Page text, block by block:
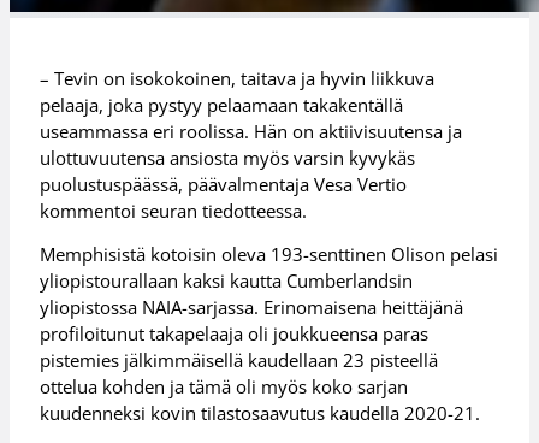
– Tevin on isokokoinen, taitava ja hyvin liikkuva
pelaaja, joka pystyy pelaamaan takakentällä
useammassa eri roolissa. Hän on aktiivisuutensa ja
ulottuvuutensa ansiosta myös varsin kyvykäs
puolustuspäässä, päävalmentaja Vesa Vertio
kommentoi seuran tiedotteessa.
Memphisistä kotoisin oleva 193-senttinen Olison pelasi
yliopistourallaan kaksi kautta Cumberlandsin
yliopistossa NAIA-sarjassa. Erinomaisena heittäjänä
profiloitunut takapelaaja oli joukkueensa paras
pistemies jälkimmäisellä kaudellaan 23 pisteellä
ottelua kohden ja tämä oli myös koko sarjan
kuudenneksi kovin tilastosaavutus kaudella 2020-21.